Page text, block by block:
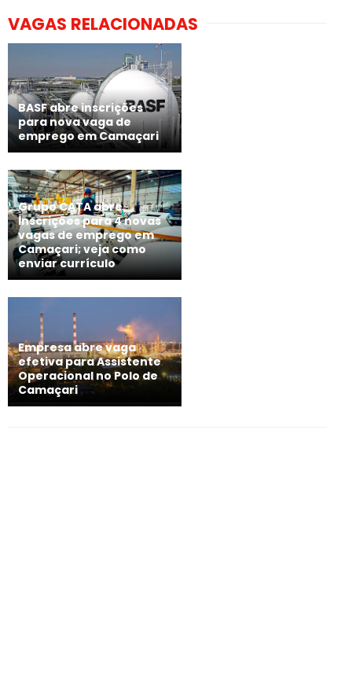
VAGAS RELACIONADAS
BASF abre inscrições
para nova vaga de
emprego em Camaçari
Grupo CATA abre
inscrições para 4 novas
vagas de emprego em
Camaçari; veja como
enviar currículo
Empresa abre vaga
efetiva para Assistente
Operacional no Polo de
Camaçari